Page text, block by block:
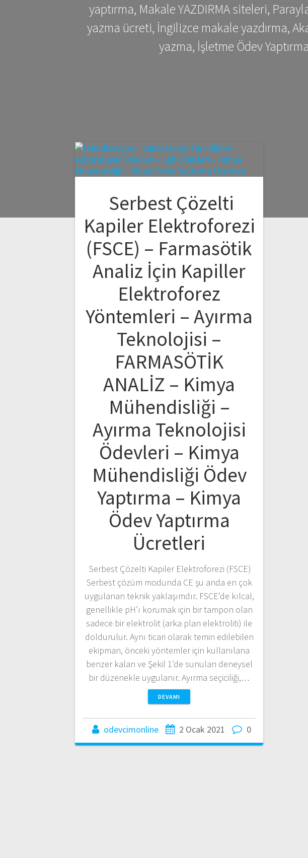
yaptırma, Makale YAZDIRMA siteleri,
yazma ücreti, İngilizce makale yazdırma,
yazma, İşletme Ödev
Serbest Çözelti
Kapiler Elektroforezi
(FSCE) – Farmasötik
Analiz İçin Kapiller
Elektroforez
Yöntemleri – Ayırma
Teknolojisi –
FARMASÖTİK
ANALİZ – Kimya
Mühendisliği –
Ayırma Teknolojisi
Ödevleri – Kimya
Mühendisliği Ödev
Yaptırma – Kimya
Ödev Yaptırma
Ücretleri
Serbest Çözelti Kapiler Elektroforezi (FSCE)
Serbest çözüm modunda CE şu anda en çok
uygulanan teknik yaklaşımdır. FSCE’de kılcal,
genellikle pH’ı korumak için bir tampon olan
sadece bir elektrolit (arka plan elektroliti) ile
doldurulur. Aynı ticari olarak temin edilebilen
ekipman, önceki yöntemler için kullanılana
benzer kalan ve Şekil 1’de sunulan deneysel
bir düzenekle uygulanır. Ayırma seçiciliği,…
DEVAMI
odevcimonline 2 Ocak 2021 0